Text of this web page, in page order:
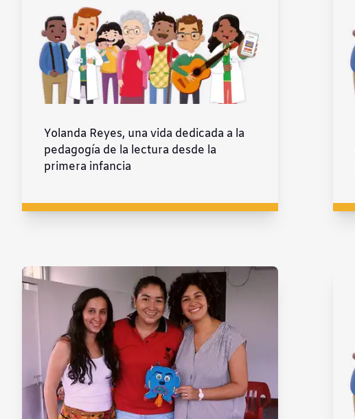
Yolanda Reyes, una vida dedicada a la
pedagogía de la lectura desde la
primera infancia